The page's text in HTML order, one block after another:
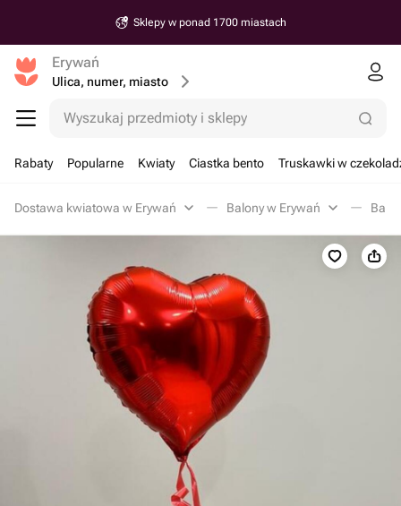
Sklepy w ponad 1700 miastach
Erywań
Ulica, numer, miasto
Wyszukaj przedmioty i sklepy
Rabaty Popularne Kwiaty Ciastka bento Truskawki w
Dostawa kwiatowa w Erywań Balony w Erywań